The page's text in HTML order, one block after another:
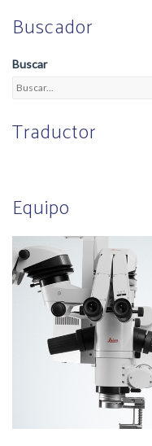
Buscador
Buscar
Traductor
Equipo